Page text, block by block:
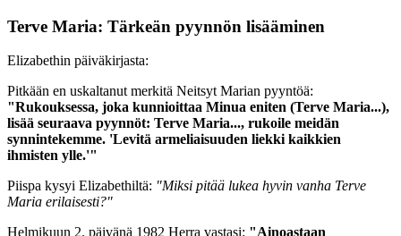
Terve Maria: Tärkeän pyynnön lisääminen
Elizabethin päiväkirjasta:
Pitkään en uskaltanut merkitä Neitsyt Marian pyyntöä:
"Rukouksessa, joka kunnioittaa Minua eniten (Terve Maria...),
lisää seuraava pyynnöt: Terve Maria..., rukoile meidän
synnintekemme. 'Levitä armeliaisuuden liekki kaikkien
ihmisten ylle.'"
Piispa kysyi Elizabethiltä: "Miksi pitää lukea hyvin vanha Terve
Maria erilaisesti?"
Helmikuun 2. päivänä 1982 Herra vastasi: "Ainoastaan